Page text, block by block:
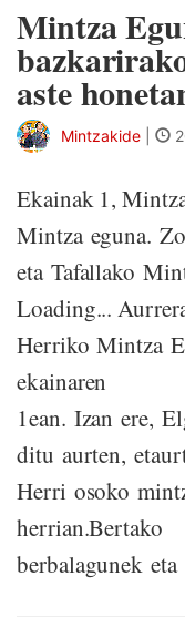
Mintza
aste
Mintzakide
Ekainak 1,
Mintza eguna.
eta Tafallako
Loading...
Herriko Mintza
ekainaren
1ean. Izan ere,
ditu aurten,
Herri osoko
herrian.Bertako
berbalagunek